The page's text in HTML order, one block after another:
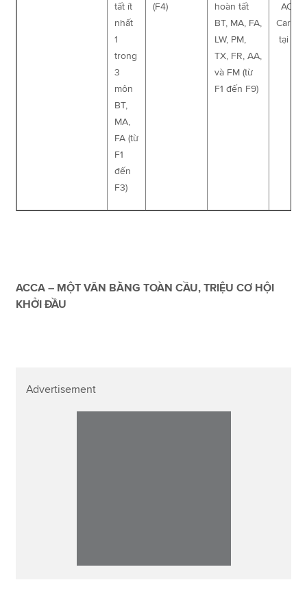
tất ít
nhất
1
trong
3
môn
BT,
MA,
FA (từ
F1
đến
F3)
(F4)
hoàn tất
BT, MA, FA,
LW, PM,
TX, FR, AA,
và FM (từ
F1 đến F9)
ACCA
tại
ACCA – MỘT VĂN BẰNG TOÀN CẦU, TRIỆU CƠ HỘI
KHỞI ĐẦU
Advertisement